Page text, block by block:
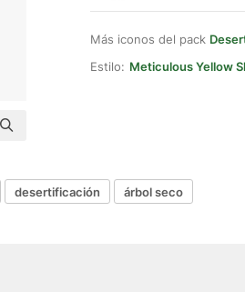
Más iconos del pack
Estilo: Meticulous Yellow
desertificación árbol seco